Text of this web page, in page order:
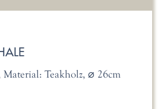
Teakholz, ⌀ 26cm